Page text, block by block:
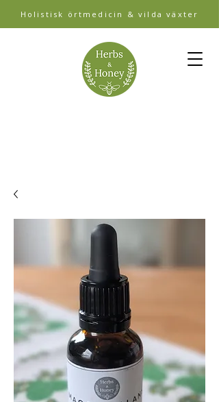
Holistisk örtmedicin & vilda växter